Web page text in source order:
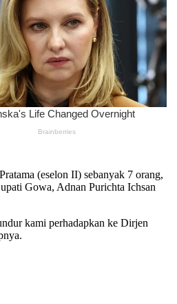
(eselon II) sebanyak 7 orang,
Gowa, Adnan Purichta Ichsan
kami perhadapkan ke Dirjen